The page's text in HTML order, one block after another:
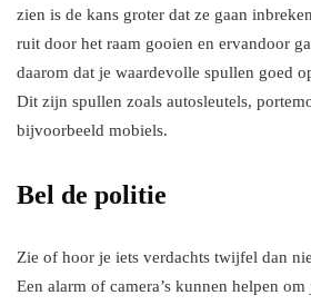
zien is de kans groter dat ze gaan
ruit door het raam gooien en ervandoor
daarom dat je waardevolle spullen goed
Dit zijn spullen zoals autosleutels,
bijvoorbeeld mobiels.
Bel de politie
Zie of hoor je iets verdachts twijfel dan
Een alarm of camera’s kunnen helpen